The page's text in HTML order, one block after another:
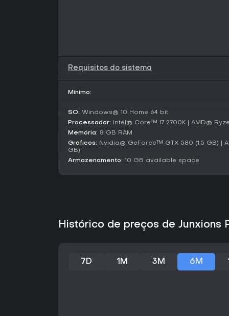
Requisitos do sistema
Mínimo:
SO: Windows® 10 Home 64 bit
Processador: Intel® Core™ I7 2700K | AMD®
Memória: 8 GB RAM
Gráficos: Nvidia® GeForce™ GTX 580 (1.5 GB) |
GB)
Armazenamento: 10 GB available space
Histórico de preços de Junxions
7D 1M 3M 6M